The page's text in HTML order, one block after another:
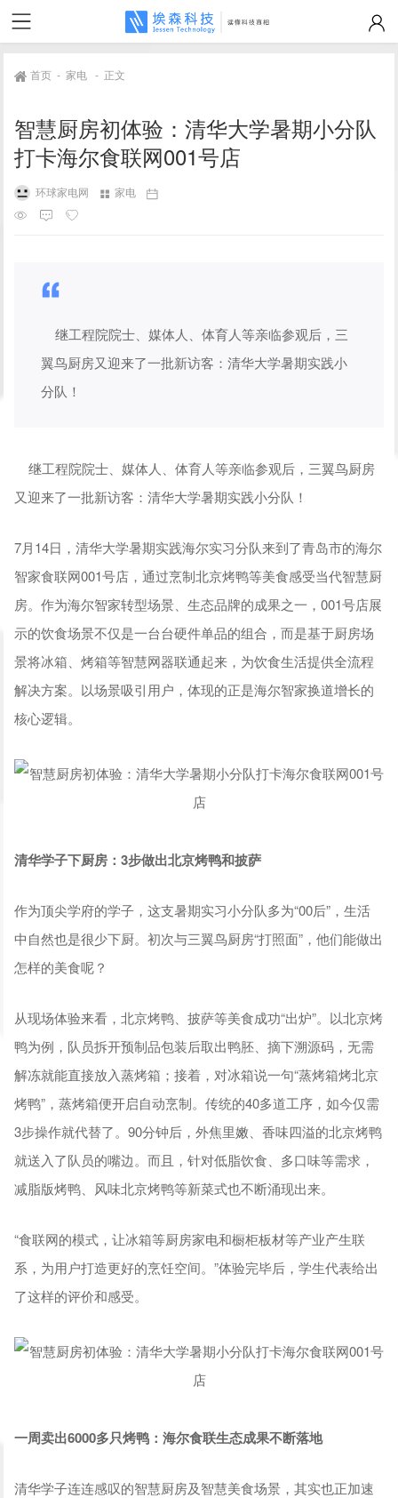
首页 -家电 - 正文
智慧厨房初体验：清华大学暑期小分队
打卡海尔食联网001号店
环球家电网 家电
继工程院院士、媒体人、体育人等亲临参观后，三
翼鸟厨房又迎来了一批新访客：清华大学暑期实践小
分队！
继工程院院士、媒体人、体育人等亲临参观后，三翼鸟厨房
又迎来了一批新访客：清华大学暑期实践小分队！
7月14日，清华大学暑期实践海尔实习分队来到了青岛市的海尔
智家食联网001号店，通过烹制北京烤鸭等美食感受当代智慧厨
房。作为海尔智家转型场景、生态品牌的成果之一，001号店展
示的饮食场景不仅是一台台硬件单品的组合，而是基于厨房场
景将冰箱、烤箱等智慧网器联通起来，为饮食生活提供全流程
解决方案。以场景吸引用户，体现的正是海尔智家换道增长的
核心逻辑。
清华学子下厨房：3步做出北京烤鸭和披萨
作为顶尖学府的学子，这支暑期实习小分队多为“00后”，生活
中自然也是很少下厨。初次与三翼鸟厨房“打照面”，他们能做出
怎样的美食呢？
从现场体验来看，北京烤鸭、披萨等美食成功“出炉”。以北京烤
鸭为例，队员拆开预制品包装后取出鸭胚、摘下溯源码，无需
解冻就能直接放入蒸烤箱；接着，对冰箱说一句“蒸烤箱烤北京
烤鸭”，蒸烤箱便开启自动烹制。传统的40多道工序，如今仅需
3步操作就代替了。90分钟后，外焦里嫩、香味四溢的北京烤鸭
就送入了队员的嘴边。而且，针对低脂饮食、多口味等需求，
减脂版烤鸭、风味北京烤鸭等新菜式也不断涌现出来。
“食联网的模式，让冰箱等厨房家电和橱柜板材等产业产生联
系，为用户打造更好的烹饪空间。”体验完毕后，学生代表给出
了这样的评价和感受。
一周卖出6000多只烤鸭：海尔食联生态成果不断落地
清华学子连连感叹的智慧厨房及智慧美食场景，其实也正加速